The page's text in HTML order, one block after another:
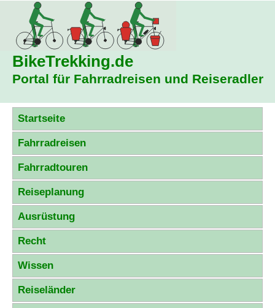
BikeTrekking.de
Portal für Fahrradreisen und Reiseradler
Startseite
Fahrradreisen
Fahrradtouren
Reiseplanung
Ausrüstung
Recht
Wissen
Reiseländer